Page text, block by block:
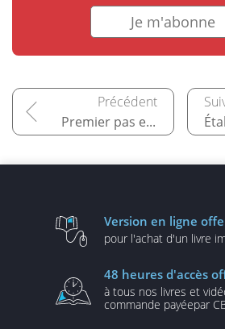
Je m'abonne
Premier pas en analyse de données
Version en ligne
pour l'achat d'un livre
48 heures d'accès
à tous nos livres et
commande payéepar